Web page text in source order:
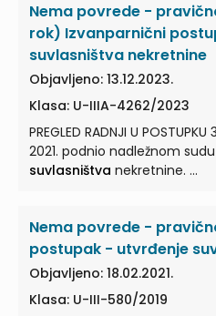
Nema povrede -
rok) Izvanparnični
suvlasništva nekretnine
Objavljeno: 13.12.2023.
Klasa: U-IIIA-4262/2023
PREGLED RADNJI U POSTUPKU 3.Podnositelj je 16. rujna
suvlasništva nekretnine. ...
Nema povrede -
postupak - utvrđenje
Objavljeno: 18.02.2021.
Klasa: U-III-580/2019